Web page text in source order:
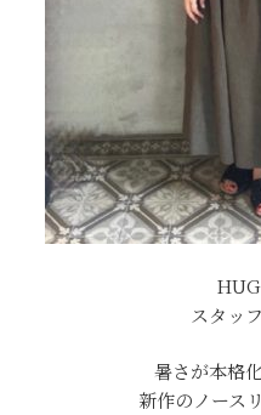
スタッ
暑さが本格
新作のノース